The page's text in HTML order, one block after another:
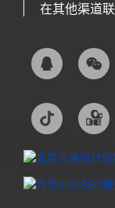
在其他渠道